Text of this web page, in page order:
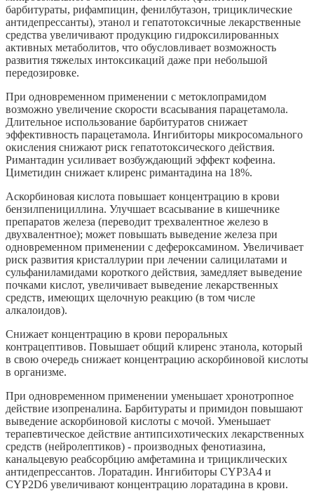
барбитураты, рифампицин, фенилбутазон, трициклические
антидепрессанты), этанол и гепатотоксичные лекарственные
средства увеличивают продукцию гидроксилированных
активных метаболитов, что обусловливает возможность
развития тяжелых интоксикаций даже при небольшой
передозировке.
При одновременном применении с метоклопрамидом
возможно увеличение скорости всасывания парацетамола.
Длительное использование барбитуратов снижает
эффективность парацетамола. Ингибиторы микросомального
окисления снижают риск гепатотоксического действия.
Римантадин усиливает возбуждающий эффект кофеина.
Циметидин снижает клиренс римантадина на 18%.
Аскорбиновая кислота повышает концентрацию в крови
бензилпенициллина. Улучшает всасывание в кишечнике
препаратов железа (переводит трехвалентное железо в
двухвалентное); может повышать выведение железа при
одновременном применении с дефероксамином. Увеличивает
риск развития кристаллурии при лечении салицилатами и
сульфаниламидами короткого действия, замедляет выведение
почками кислот, увеличивает выведение лекарственных
средств, имеющих щелочную реакцию (в том числе
алкалоидов).
Снижает концентрацию в крови пероральных
контрацептивов. Повышает общий клиренс этанола, который
в свою очередь снижает концентрацию аскорбиновой кислоты
в организме.
При одновременном применении уменьшает хронотропное
действие изопреналина. Барбитураты и примидон повышают
выведение аскорбиновой кислоты с мочой. Уменьшает
терапевтическое действие антипсихотических лекарственных
средств (нейролептиков) - производных фенотиазина,
канальцевую реабсорбцию амфетамина и трициклических
антидепрессантов. Лоратадин. Ингибиторы CYP3A4 и
CYP2D6 увеличивают концентрацию лоратадина в крови.